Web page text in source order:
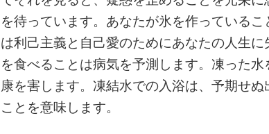
を待っています。あなたが氷を作っている
は利己主義と自己愛のためにあなたの人生
を食べることは病気を予測します。凍った
康を害します。凍結水での入浴は、予期せ
ことを意味します。